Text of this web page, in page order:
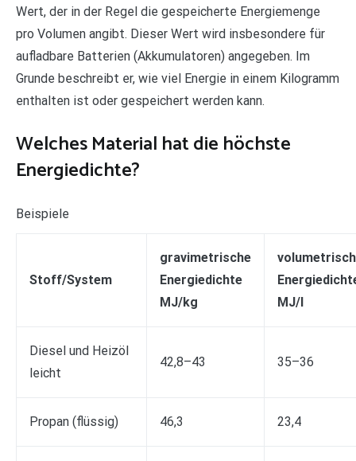
Wert, der in der Regel die gespeicherte Energiemenge
pro Volumen angibt. Dieser Wert wird insbesondere für
aufladbare Batterien (Akkumulatoren) angegeben. Im
Grunde beschreibt er, wie viel Energie in einem Kilogramm
enthalten ist oder gespeichert werden kann.
Welches Material hat die höchste
Energiedichte?
Beispiele
Stoff/System
gravimetrische
Energiedichte
MJ/kg
MJ/l
Diesel und Heizöl
leicht
42,8–43 35–36
Propan (flüssig) 46,3 23,4